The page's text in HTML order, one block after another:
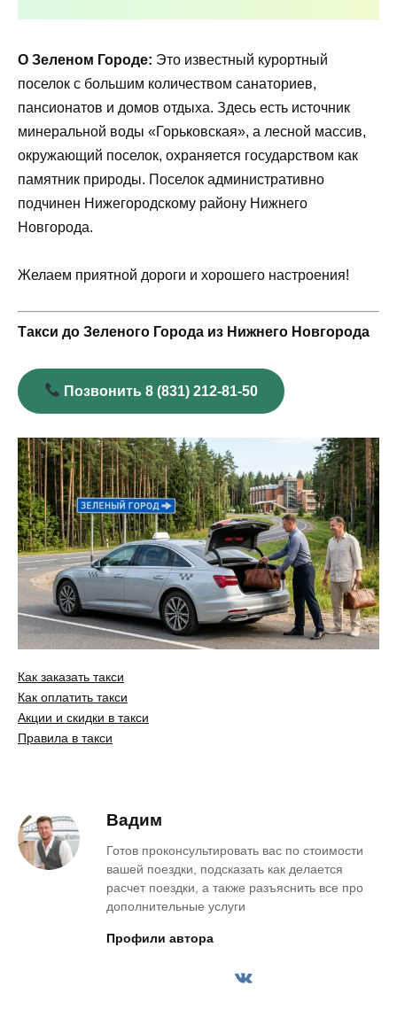
О Зеленом Городе: Это известный курортный
поселок с большим количеством санаториев,
пансионатов и домов отдыха. Здесь есть источник
минеральной воды «Горьковская», а лесной массив,
окружающий поселок, охраняется государством как
памятник природы. Поселок административно
подчинен Нижегородскому району Нижнего
Новгорода.
Желаем приятной дороги и хорошего настроения!
Такси до Зеленого Города из Нижнего Новгорода
Позвонить 8 (831) 212-81-50
Как заказать такси
Как оплатить такси
Акции и скидки в такси
Правила в такси
Вадим
Готов проконсультировать вас по стоимости
вашей поездки, подсказать как делается
расчет поездки, а также разъяснить все про
дополнительные услуги
Профили автора